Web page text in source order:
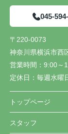
045-
〒220-0073
神奈川県横浜市西
営業時間： 9:00～
定休日： 毎週水曜
トップページ
スタッフ